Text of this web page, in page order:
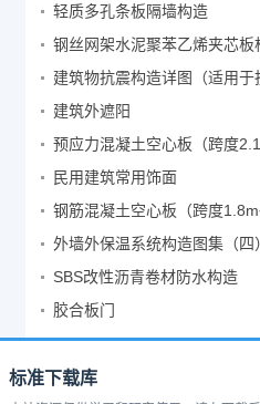
轻质多孔条板隔墙构造
钢丝网架水泥聚苯乙烯夹芯板
建筑外遮阳
预应力混凝土空心板（跨度
民用建筑常用饰面
钢筋混凝土空心板（跨度
SBS改性沥青卷材防水构造
胶合板门
标准下载库